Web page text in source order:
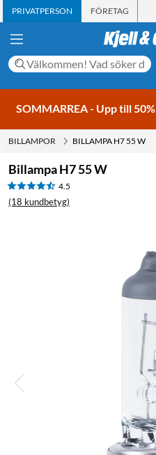
PRIVATPERSON FÖRETAG
SOMMARREA - Upp till 50%
BILLAMPOR BILLAMPA H7 55 W
Billampa H7 55 W
4.5
(18 kundbetyg)